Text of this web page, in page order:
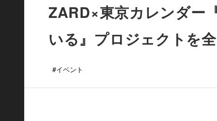
ZARD×東京カレンダー
いる』プロジェクトを
#イベント